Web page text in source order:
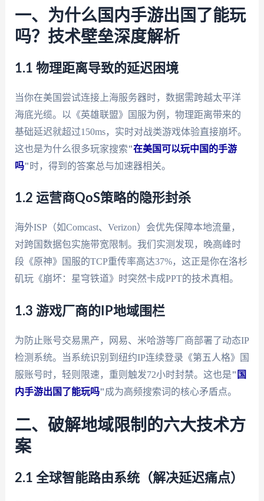
一、为什么国内手游出国了能玩
吗？技术壁垒深度解析
1.1 物理距离导致的延迟困境
当你在美国尝试连接上海服务器时，数据需跨越太平洋
海底光缆。以《英雄联盟》国服为例，物理距离带来的
基础延迟就超过150ms，实时对战类游戏体验直接崩坏。
这也是为什么很多玩家搜索"在美国可以玩中国的手游
吗" 时，得到的答案总与加速器相关。
1.2 运营商QoS策略的隐形封杀
海外ISP（如Comcast、Verizon）会优先保障本地流量，
对跨国数据包实施带宽限制。我们实测发现，晚高峰时
段《原神》国服的TCP重传率高达37%，这正是你在洛杉
矶玩《崩坏：星穹铁道》时突然卡成PPT的技术真相。
1.3 游戏厂商的IP地域围栏
为防止账号交易黑产，网易、米哈游等厂商部署了动态IP
检测系统。当系统识别到纽约IP连续登录《第五人格》国
服账号时，轻则限速，重则触发72小时封禁。这也是" 国
内手游出国了能玩吗"成为高频搜索词的核心矛盾点。
二、破解地域限制的六大技术方
案
2.1 全球智能路由系统（解决延迟痛点）